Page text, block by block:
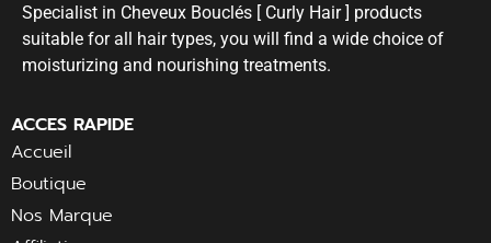
Specialist in Cheveux Bouclés [ Curly Hair ] products
suitable for all hair types, you will find a wide choice of
moisturizing and nourishing treatments.
ACCES RAPIDE
Accueil
Boutique
Nos Marque